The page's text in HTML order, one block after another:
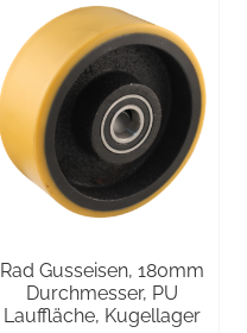
Rad Gusseisen, 180mm
Durchmesser, PU
Lauffläche, Kugellager